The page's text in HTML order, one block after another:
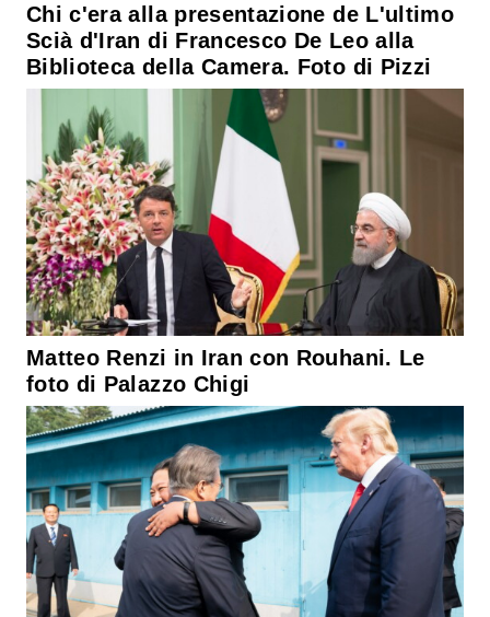
Chi c'era alla presentazione de L'ultimo
Scià d'Iran di Francesco De Leo alla
Biblioteca della Camera. Foto di Pizzi
Matteo Renzi in Iran con Rouhani. Le
foto di Palazzo Chigi